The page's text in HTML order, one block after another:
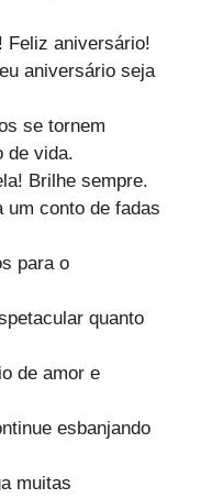
Feliz aniversário!
aniversário seja
se tornem
de vida.
Brilhe sempre.
um conto de fadas
para o
quanto
de amor e
esbanjando
muitas